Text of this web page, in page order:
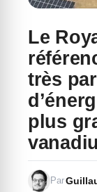
Le
très
plus
Par